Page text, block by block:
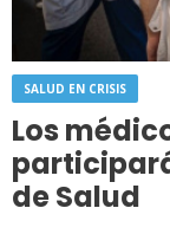
SALUD EN CRISIS
Los
de Salud